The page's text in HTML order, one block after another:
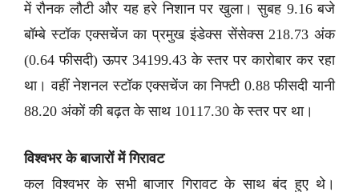
में रौनक लौटी और यह हरे निशान पर खुला। सुबह 9.16 बजे
बॉम्बे स्टॉक एक्सचेंज का प्रमुख इंडेक्स सेंसेक्स 218.73 अंक
(0.64 फीसदी) ऊपर 34199.43 के स्तर पर कारोबार कर रहा
था। वहीं नेशनल स्टॉक एक्सचेंज का निफ्टी 0.88 फीसदी यानी
88.20 अंकों की बढ़त के साथ 10117.30 के स्तर पर था।
विश्वभर के बाजारों में गिरावट
कल विश्वभर के सभी बाजार गिरावट के साथ बंद हुए थे।